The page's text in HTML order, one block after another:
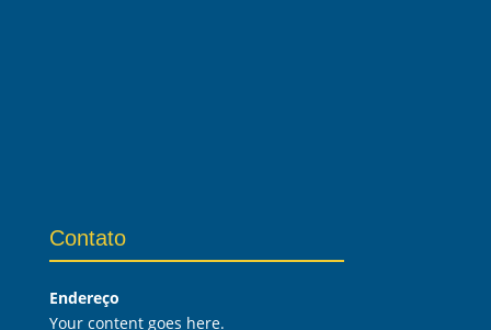
Contato
Endereço
Your content goes here.